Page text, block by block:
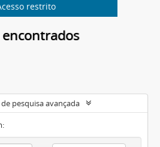
restrito
pesquisa avançada